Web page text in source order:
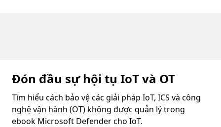
Đón đầu sự hội tụ IoT và OT
Tìm hiểu cách bảo vệ các giải pháp IoT, ICS và công
nghệ vận hành (OT) không được quản lý trong
ebook Microsoft Defender cho IoT.